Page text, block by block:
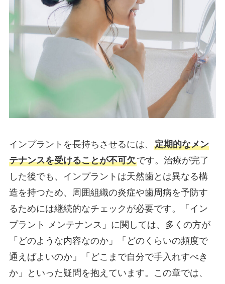
インプラントを長持ちさせるには、 定期的なメン
テナンスを受けることが不可欠です。治療が完了
した後でも、インプラントは天然歯とは異なる構
造を持つため、周囲組織の炎症や歯周病を予防す
るためには継続的なチェックが必要です。「イン
プラント メンテナンス」に関しては、多くの方が
「どのような内容なのか」「どのくらいの頻度で
通えばよいのか」「どこまで自分で手入れすべき
か」といった疑問を抱えています。この章では、